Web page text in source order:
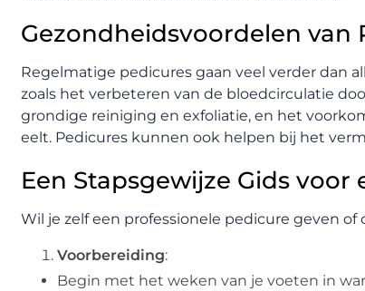
Gezondheidsvoordelen van
Regelmatige pedicures gaan veel verder dan
zoals het verbeteren van de bloedcirculatie
grondige reiniging en exfoliatie, en het
eelt. Pedicures kunnen ook helpen bij het
Een Stapsgewijze Gids
Wil je zelf een professionele pedicure geven
Voorbereiding:
Begin met het weken van je voeten in